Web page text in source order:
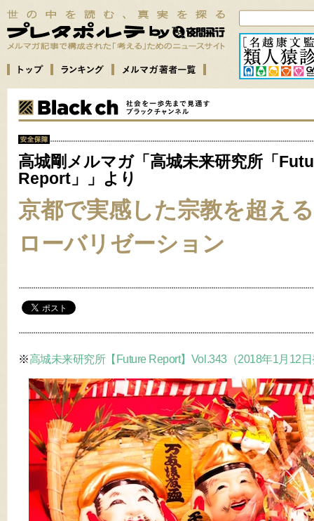
高城剛メルマガ「高城未来研究所「
Report」」より
京都で実感した宗教を超え
ローバリゼーション
※高城未来研究所【Future Report】Vol.343（2018年1月12